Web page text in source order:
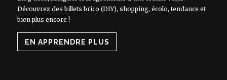
Découvrez des billets brico (DIY), shopping, écolo, tendance et
bien plus encore !
EN APPRENDRE PLUS